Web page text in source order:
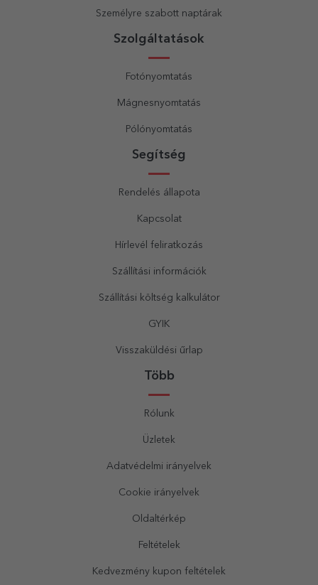
Személyre szabott naptárak
Szolgáltatások
Fotónyomtatás
Mágnesnyomtatás
Pólónyomtatás
Segítség
Rendelés állapota
Kapcsolat
Hírlevél feliratkozás
Szállítási információk
Szállítási költség kalkulátor
GYIK
Visszaküldési űrlap
Több
Rólunk
Üzletek
Adatvédelmi irányelvek
Cookie irányelvek
Oldaltérkép
Feltételek
Kedvezmény kupon feltételek